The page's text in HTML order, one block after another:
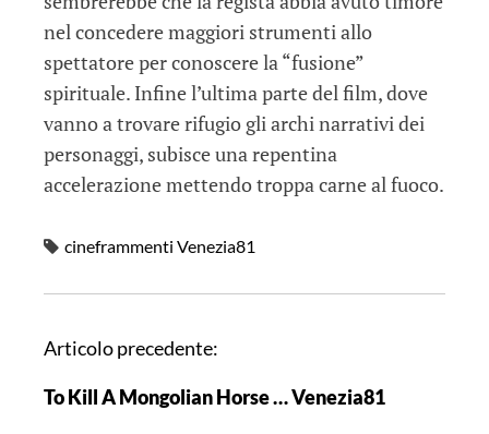
nel concedere maggiori strumenti allo
spettatore per conoscere la “fusione”
spirituale. Infine l’ultima parte del film, dove
vanno a trovare rifugio gli archi narrativi dei
personaggi, subisce una repentina
accelerazione mettendo troppa carne al fuoco.
cineframmenti Venezia81
N
v
Articolo precedente:
To Kill A Mongolian Horse … Venezia81